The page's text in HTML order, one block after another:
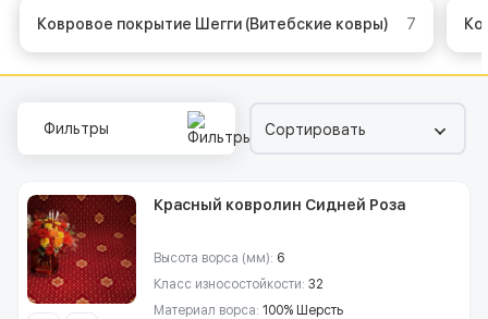
Ковровое покрытие Шегги (Витебские ковры) 7
Фильтры Сортировать
Красный ковролин Сидней Роза
Высота ворса (мм): 6
Класс износостойкости: 32
Материал ворса: 100% Шерсть